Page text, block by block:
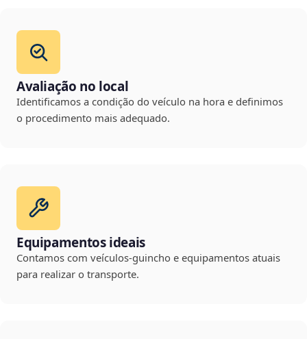
Avaliação no local
Identificamos a condição do veículo na hora e definimos
o procedimento mais adequado.
Equipamentos ideais
Contamos com veículos-guincho e equipamentos atuais
para realizar o transporte.